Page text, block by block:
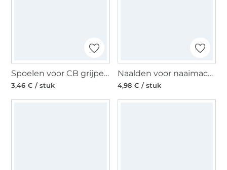
Spoelen voor CB grijper CB spoelen KST
3,46 € / stuk
Naalden voor naaimachines 130/705, Universal 90
4,98 € / stuk